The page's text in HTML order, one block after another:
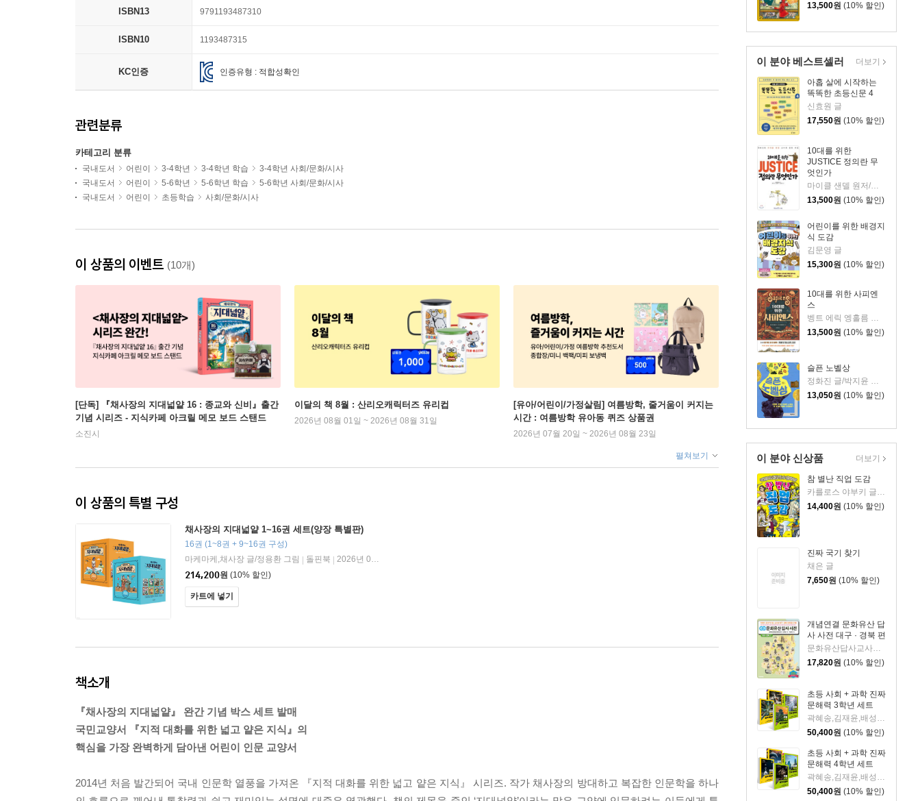
13,500원 (10% 할인)
이 분야 베스트셀러
아홉 살에 시작하는
똑똑한 초등신문 4
신효원 글
17,550원 (10% 할인)
10대를 위한
JUSTICE 정의란 무
엇인가
마이클 샌델 원저/신현주 글/조혜진 그림/김선욱 감수
13,500원 (10% 할인)
어린이를 위한 배경지
식 도감
김문영 글
15,300원 (10% 할인)
10대를 위한 사피엔
스
13,500원 (10% 할인)
슬픈 노벨상
13,050원 (10% 할인)
더보기
이 분야 신상품
참 별난 직업 도감
카를로스 야부키 글/아카하나 드래건,이래프트,구마노 유키코 그림/고향옥 역
14,400원 (10% 할인)
진짜 국기 찾기
채은 글
7,650원 (10% 할인)
개념연결 문화유산 답
사 사전 대구 · 경북 편
문화유산답사교사모임 대구?경북팀 글/박순찬 그림
17,820원 (10% 할인)
초등 사회 + 과학 진짜
문해력 3학년 세트
50,400원 (10% 할인)
초등 사회 + 과학 진짜
문해력 4학년 세트
50,400원 (10% 할인)
더보기
ISBN13 9791193487310
ISBN10 1193487315
KC인증 인증유형 : 적합성확인
관련분류
카테고리 분류
국내도서 어린이 3-4학년 3-4학년 학습
3-4학년 사회/문화/시사
국내도서
어린이 5-6학년 5-6학년 학습
5-6학년 사회/문화/시사
국내도서
어린이 초등학습 사회/문화/시사
이 상품의 이벤트 (10개)
[단독] 『채사장의 지대넓얕 16 : 종교와 신비』출간
기념 시리즈 - 지식카페 아크릴 메모 보드 스탠드
소진시
이달의 책 8월 : 산리오캐릭터즈 유리컵
2026년 08월 01일 ~ 2026년 08월 31일
[유아/어린이/가정살림] 여름방학, 줄거움이 커지는
시간 : 여름방학 유아동 퀴즈 상품권
2026년 07월 20일 ~ 2026년 08월 23일
펼쳐보기
이 상품의 특별 구성
채사장의 지대넓얕 1~16권 세트(양장 특별판)
16권 (1~8권 + 9~16권 구성)
마케마케,채사장 글/정용환 그림
돌핀북
2026년 04월 29일
214,200원 (10% 할인)
카트에 넣기
책소개
『채사장의 지대넓얕』 완간 기념 박스 세트 발매
국민교양서 『지적 대화를 위한 넓고 얕은 지식』의
핵심을 가장 완벽하게 담아낸 어린이 인문 교양서
2014년 처음 발간되어 국내 인문학 열풍을 가져온 『지적 대화를 위한 넓고 얕은 지식』 시리즈. 작가 채사장의 방대하고 복잡한 인문학을 하나